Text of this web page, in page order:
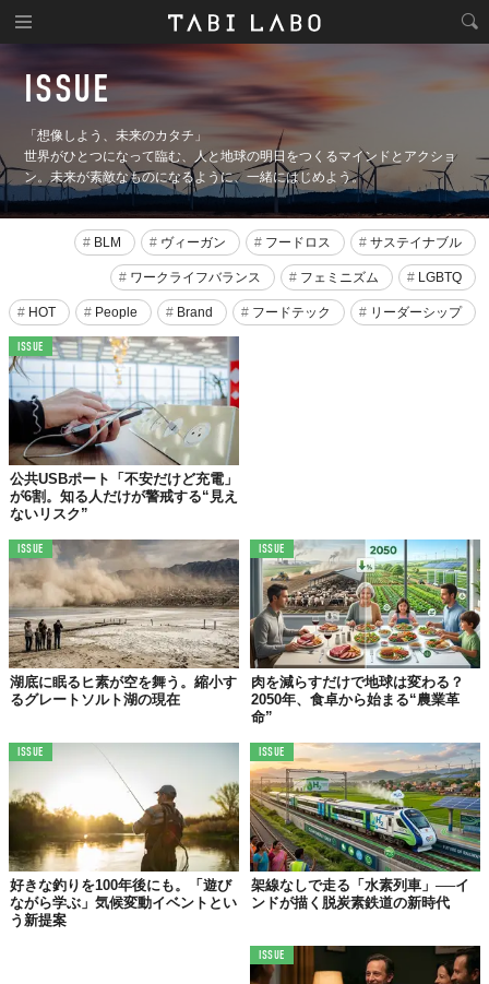
ISSUE
「想像しよう、未来のカタチ」
世界がひとつになって臨む、人と地球の明日をつくるマインドとアクショ
ン。未来が素敵なものになるように、一緒にはじめよう。
# サステイナブル
# フードロス
# ヴィーガン
# BLM
# LGBTQ
# フェミニズム
# ワークライフバランス
# リーダーシップ
# フードテック
# Brand
# People
# HOT
ISSUE
公共USBポート「不安だけど充電」
が6割。知る人だけが警戒する“見え
ないリスク”
ISSUE
湖底に眠るヒ素が空を舞う。縮小す
るグレートソルト湖の現在
ISSUE
肉を減らすだけで地球は変わる？
2050年、食卓から始まる“農業革
命”
ISSUE
好きな釣りを100年後にも。「遊び
ながら学ぶ」気候変動イベントとい
う新提案
ISSUE
架線なしで走る「水素列車」──イ
ンドが描く脱炭素鉄道の新時代
ISSUE